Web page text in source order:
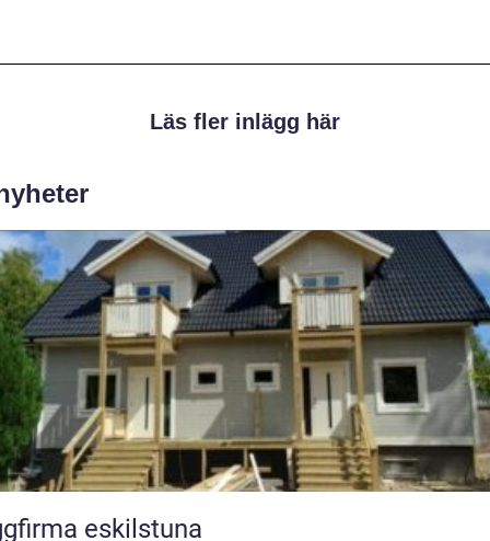
Läs fler inlägg här
eskilstuna